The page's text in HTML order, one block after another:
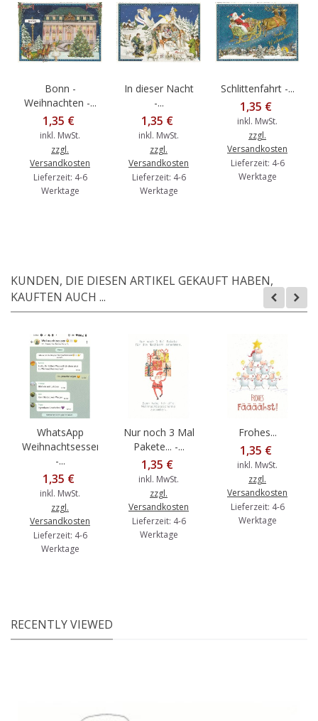
Bonn -
Weihnachten -...
1,35 €
inkl. MwSt.
zzgl.
Versandkosten
Lieferzeit: 4-6
Werktage
In dieser Nacht
-...
1,35 €
inkl. MwSt.
zzgl.
Versandkosten
Lieferzeit: 4-6
Werktage
Schlittenfahrt -...
1,35 €
inkl. MwSt.
zzgl.
Versandkosten
Lieferzeit: 4-6
Werktage
KUNDEN, DIE DIESEN ARTIKEL GEKAUFT HABEN,
KAUFTEN AUCH ...
WhatsApp
Weihnachtsessen
-...
1,35 €
inkl. MwSt.
zzgl.
Versandkosten
Lieferzeit: 4-6
Werktage
Nur noch 3 Mal
Pakete... -...
1,35 €
inkl. MwSt.
zzgl.
Versandkosten
Lieferzeit: 4-6
Werktage
Frohes...
1,35 €
inkl. MwSt.
zzgl.
Versandkosten
Lieferzeit: 4-6
Werktage
RECENTLY VIEWED